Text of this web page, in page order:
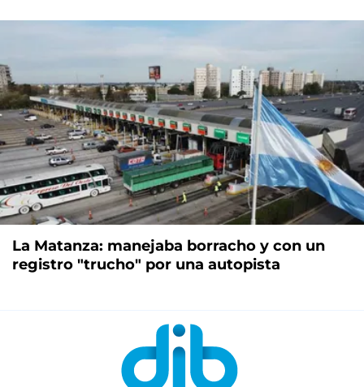
La Matanza: manejaba borracho y con un
registro "trucho" por una autopista